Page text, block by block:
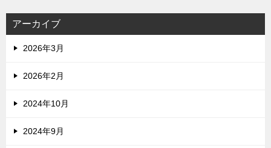
アーカイブ
2026年3月
2026年2月
2024年10月
2024年9月